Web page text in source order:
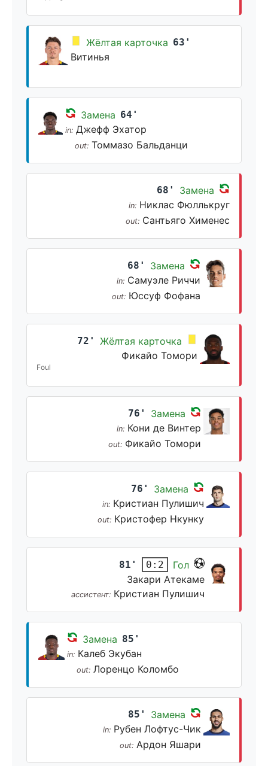
Жёлтая карточка 63'
Витинья
Замена 64'
in: Джефф Эхатор
out: Томмазо Бальданци
68' Замена
in: Никлас Фюллькруг
out: Сантьяго Хименес
68' Замена
in: Самуэле Риччи
out: Юссуф Фофана
72'
Жёлтая карточка
Фикайо Томори
Foul
76' Замена
in: Кони де Винтер
out: Фикайо Томори
76' Замена
in: Кристиан Пулишич
out: Кристофер Нкунку
81' 0:2
Гол
Закари Атекаме
ассистент: Кристиан Пулишич
Замена 85'
in: Калеб Экубан
out: Лоренцо Коломбо
85' Замена
in: Рубен Лофтус-Чик
out: Ардон Яшари